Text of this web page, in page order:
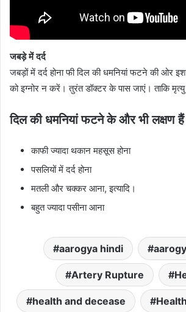
जबड़े में दर्द
जबड़ों में दर्द होना फी दिल की धमनियां फटने की ओर
को इग्नोर न करें। तुरंत डॉक्टर के पास जाएं। ताकि
दिल की धमनियां फटने के और भी लक्षण
काफी ज्यादा थकान महसूस होना
पसलियों में दर्द होना
मतली और चक्कर आना, इत्यादि।
बहुत ज्यादा पसीना आना
aarogya hindi
Artery Rupture
health and decease